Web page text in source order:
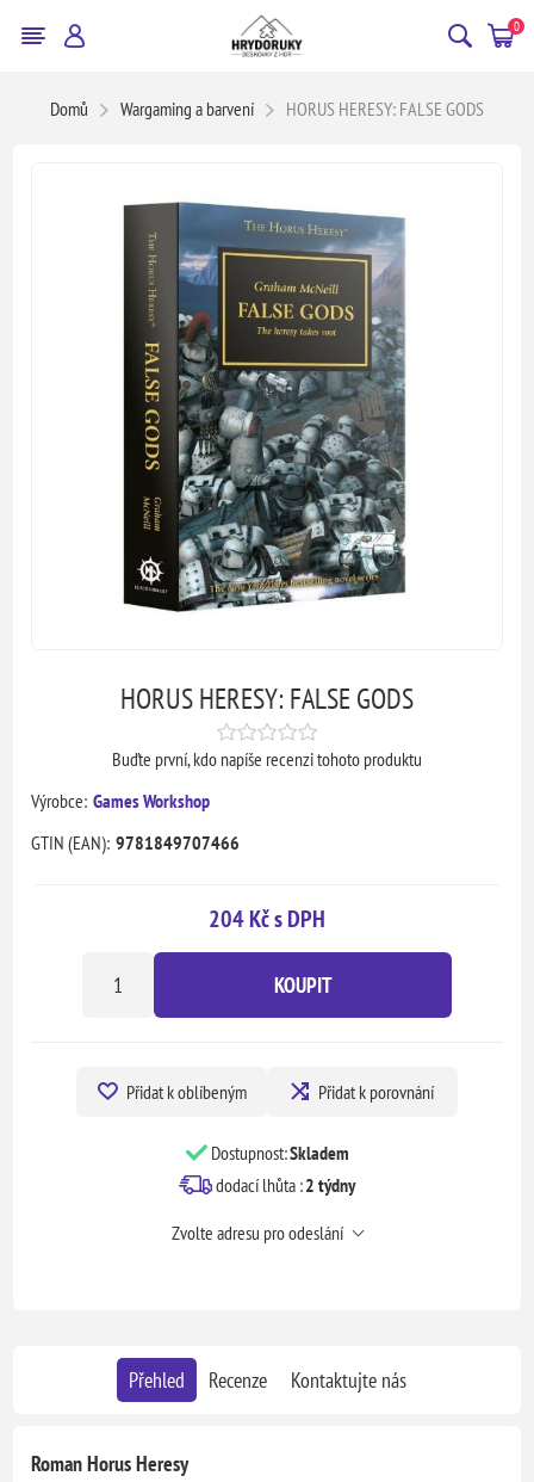
0
Domů Wargaming a barvení HORUS HERESY: FALSE GODS
HORUS HERESY: FALSE GODS
Buďte první, kdo napíše recenzi tohoto produktu
Výrobce: Games Workshop
GTIN (EAN): 9781849707466
204 Kč s DPH
KOUPIT
Přidat k oblíbeným Přidat k porovnání
Dostupnost:Skladem
dodací lhůta :2 týdny
Zvolte adresu pro odeslání
Přehled Recenze Kontaktujte nás
Roman Horus Heresy